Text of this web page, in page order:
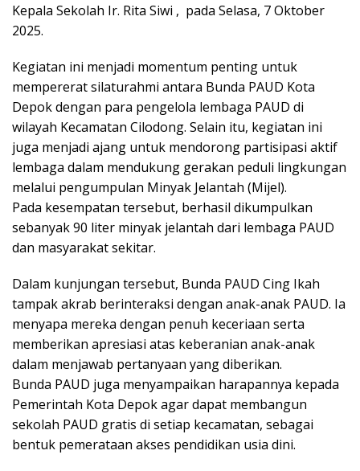
Kepala Sekolah Ir. Rita Siwi , pada Selasa, 7 Oktober
2025.
Kegiatan ini menjadi momentum penting untuk
mempererat silaturahmi antara Bunda PAUD Kota
Depok dengan para pengelola lembaga PAUD di
wilayah Kecamatan Cilodong. Selain itu, kegiatan ini
juga menjadi ajang untuk mendorong partisipasi aktif
lembaga dalam mendukung gerakan peduli lingkungan
melalui pengumpulan Minyak Jelantah (Mijel).
Pada kesempatan tersebut, berhasil dikumpulkan
sebanyak 90 liter minyak jelantah dari lembaga PAUD
dan masyarakat sekitar.
Dalam kunjungan tersebut, Bunda PAUD Cing Ikah
tampak akrab berinteraksi dengan anak-anak PAUD. Ia
menyapa mereka dengan penuh keceriaan serta
memberikan apresiasi atas keberanian anak-anak
dalam menjawab pertanyaan yang diberikan.
Bunda PAUD juga menyampaikan harapannya kepada
Pemerintah Kota Depok agar dapat membangun
sekolah PAUD gratis di setiap kecamatan, sebagai
bentuk pemerataan akses pendidikan usia dini.